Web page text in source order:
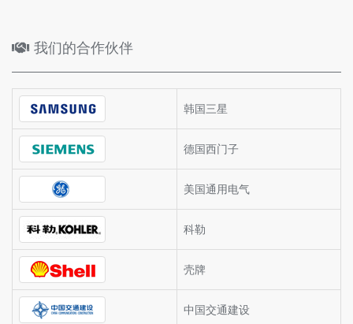
我们的合作伙伴
韩国三星
德国西门子
美国通用电气
科勒
壳牌
中国交通建设